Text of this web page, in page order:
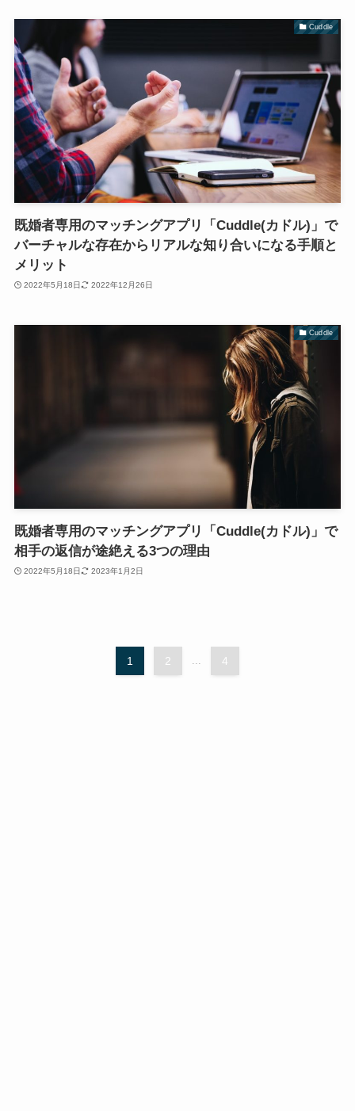
Cuddle
既婚者専用のマッチングアプリ「Cuddle(カドル)」で
バーチャルな存在からリアルな知り合いになる手順と
メリット
2022年5月18日 2022年12月26日
Cuddle
既婚者専用のマッチングアプリ「Cuddle(カドル)」で
相手の返信が途絶える3つの理由
2022年5月18日 2023年1月2日
1 2 4